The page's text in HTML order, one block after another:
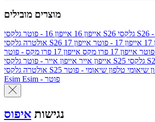
מוצרים מובילים
אייפון 16 אייפון 16 - פוטר גלקסי S26
אולטרה
אייפון 17 - פוטר
אייפון 17
אייפון 17 פרו מקס
אייפון 17 פרו מקס - פוטר
אייפון אייר אייפון אייר - פוטר גלקסי S25
אולטרה
שיאומי טלפון שיאומי - פוטר
Esim
Esim - פוטר
נגישות איפוס